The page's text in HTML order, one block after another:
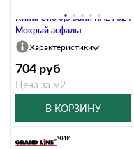
Kvinta Uno 0,5 Satin RAL 7024
Мокрый асфальт
Характеристики
704 руб
Цена за м2
В КОРЗИНУ
В наличии